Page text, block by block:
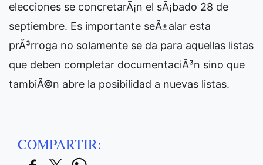
elecciones se concretarÃ¡n el sÃ¡bado 28 de
septiembre. Es importante seÃ±alar esta
prÃ³rroga no solamente se da para aquellas listas
que deben completar documentaciÃ³n sino que
tambiÃ©n abre la posibilidad a nuevas listas.
COMPARTIR: